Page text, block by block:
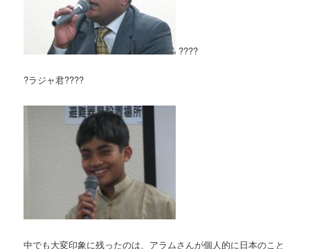
????
?ラジャ君????
中でも大変印象に残ったのは、アラムさんが個人的に日本のこと